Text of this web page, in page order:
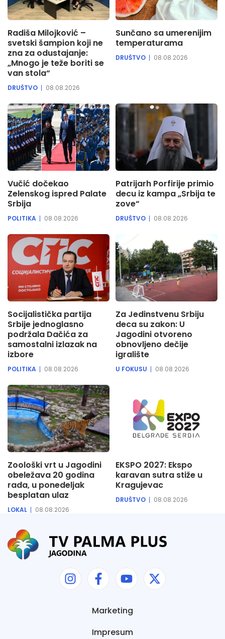
Radiša Milojković –
svetski šampion koji ne
zna za odustajanje:
„Mnogo je teže boriti se
van stola“
DRUŠTVO 08.08.2026
Sunčano sa umerenijim
temperaturama
DRUŠTVO 08.08.2026
Vučić dočekao
Zelenskog ispred Palate
Srbija
POLITIKA 08.08.2026
Patrijarh Porfirije primio
decu iz kampa „Srbija te
zove“
DRUŠTVO 08.08.2026
Socijalistička partija
Srbije jednoglasno
podržala Dačića za
samostalni izlazak na
izbore
POLITIKA 08.08.2026
Za Jedinstvenu Srbiju
deca su zakon: U
Jagodini otvoreno
obnovljeno dečije
igralište
U FOKUSU 08.08.2026
Zoološki vrt u Jagodini
obeležava 20 godina
rada, u ponedeljak
besplatan ulaz
LOKAL 08.08.2026
EKSPO 2027: Ekspo
karavan sutra stiže u
Kragujevac
DRUŠTVO 08.08.2026
Marketing
Impresum